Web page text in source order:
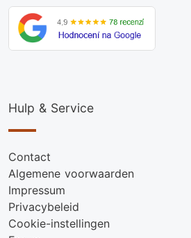
Hulp & Service
Contact
Algemene voorwaarden
Impressum
Privacybeleid
Cookie-instellingen